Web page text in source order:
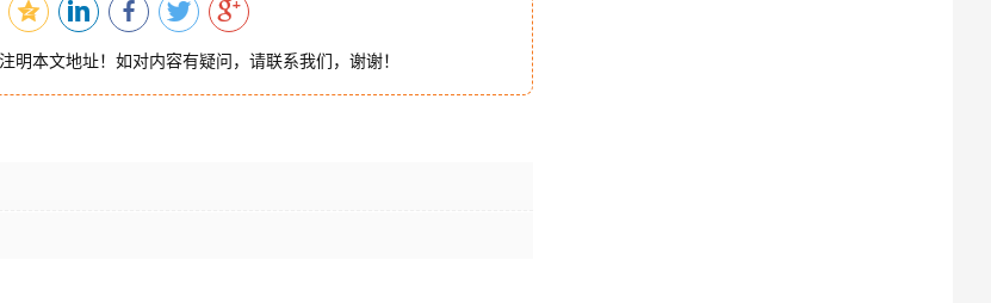
明本文地址！如对内容有疑问，请联系我们，谢谢！